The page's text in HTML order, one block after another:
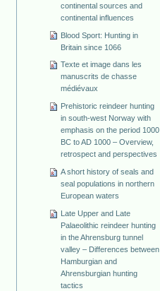
continental sources and
continental influences
Blood Sport: Hunting in
Britain since 1066
Texte et image dans les
manuscrits de chasse
médiévaux
Prehistoric reindeer hunting
in south-west Norway with
emphasis on the period 1000
BC to AD 1000 – Overview,
retrospect and perspectives
A short history of seals and
seal populations in northern
European waters
Late Upper and Late
Palaeolithic reindeer hunting
in the Ahrensburg tunnel
valley – Differences between
Hamburgian and
Ahrensburgian hunting
tactics